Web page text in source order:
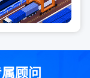
顾问